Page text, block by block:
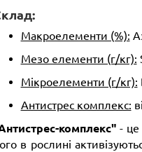
Макроелементи (%):
Мезо елементи (г/кг):
Мікроелементи (г/кг):
Антистрес комплекс:
комплекс"- це
в рослині